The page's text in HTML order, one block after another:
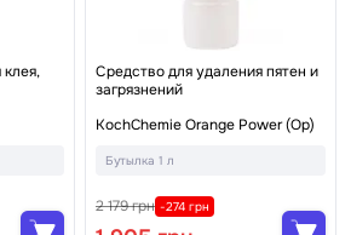
Средство для удаления пятен и
загрязнений
KochChemie Orange Power (Op)
Бутылка 1 л
2 179 грн -274 грн